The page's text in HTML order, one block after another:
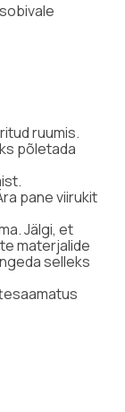
ruumis.
põletada
pane viirukit
Jälgi, et
materjalide
selleks